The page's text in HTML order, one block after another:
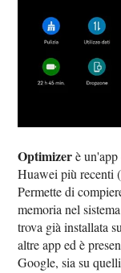
Optimizerè
Huawei più recenti
Permette di
memoria nel
trova già installata
altre app ed è
Google, sia su